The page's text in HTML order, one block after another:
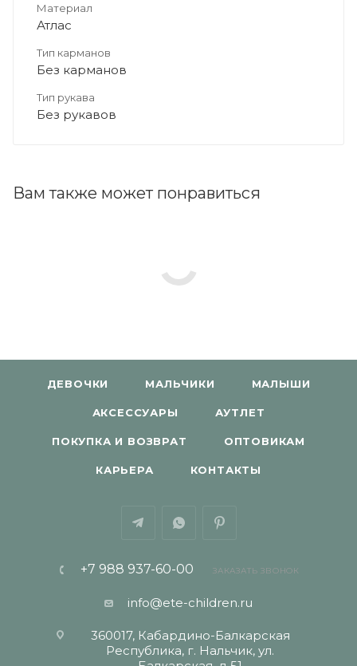
Материал
Атлас
Тип карманов
Без карманов
Тип рукава
Без рукавов
Вам также может понравиться
ДЕВОЧКИ МАЛЬЧИКИ МАЛЫШИ
АКСЕССУАРЫ АУТЛЕТ
ПОКУПКА И ВОЗВРАТ ОПТОВИКАМ
КАРЬЕРА КОНТАКТЫ
+7 988 937-60-00 ЗАКАЗАТЬ ЗВОНОК
info@ete-children.ru
360017, Кабардино-Балкарская
Республика, г. Нальчик, ул.